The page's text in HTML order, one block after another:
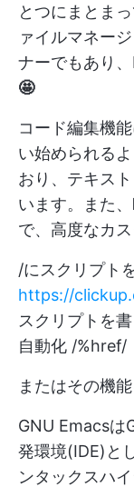
とつにまとま
ァイルマネー
ナーでもあり
🤩
コード編集機
い始められる
おり、テキス
います。また、
で、高度なカ
/にスクリプト
https://
スクリプトを
自動化 /%href/
またはその機能
GNU Emacsは
発環境(IDE)と
ンタックスハ